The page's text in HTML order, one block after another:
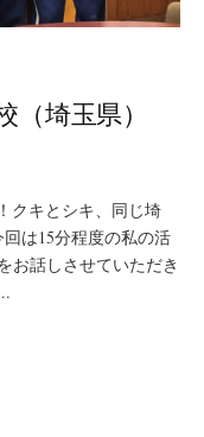
埼玉県）
クキとシキ、同じ埼
は15分程度の私の活
お話しさせていただき